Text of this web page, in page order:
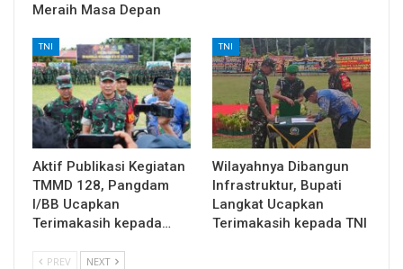
Meraih Masa Depan
TNI
Aktif Publikasi Kegiatan
TMMD 128, Pangdam
I/BB Ucapkan
Terimakasih kepada…
TNI
Wilayahnya Dibangun
Infrastruktur, Bupati
Langkat Ucapkan
Terimakasih kepada TNI
PREV NEXT